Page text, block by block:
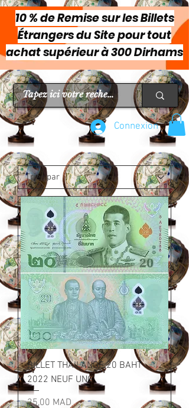
10 % de Remise sur les Billets
Étrangers du Site pour tout
achat supérieur à 300 Dirhams
Connexion
BILLET THAILANDE 20 BAHT
2022 NEUF UNC
Prix
25,00 MAD